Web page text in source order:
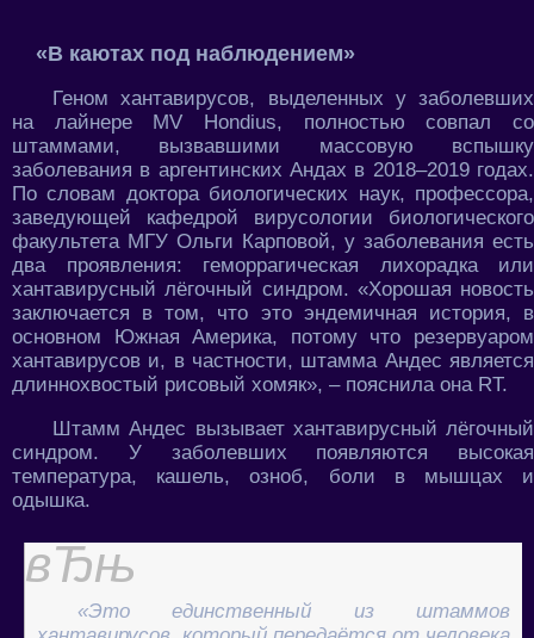
«В каютах под наблюдением»
Геном хантавирусов, выделенных у заболевших
на лайнере MV Hondius, полностью совпал со
штаммами, вызвавшими массовую вспышку
заболевания в аргентинских Андах в 2018–2019 годах.
По словам доктора биологических наук, профессора,
заведующей кафедрой вирусологии биологического
факультета МГУ Ольги Карповой, у заболевания есть
два проявления: геморрагическая лихорадка или
хантавирусный лёгочный синдром. «Хорошая новость
заключается в том, что это эндемичная история, в
основном Южная Америка, потому что резервуаром
хантавирусов и, в частности, штамма Андес является
длиннохвостый рисовый хомяк», – пояснила она RT.
Штамм Андес вызывает хантавирусный лёгочный
синдром. У заболевших появляются высокая
температура, кашель, озноб, боли в мышцах и
одышка.
«Это единственный из штаммов